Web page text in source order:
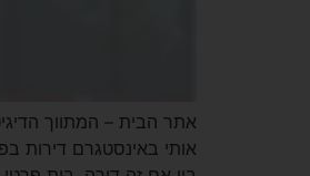
אותי באינסטגרם דירות